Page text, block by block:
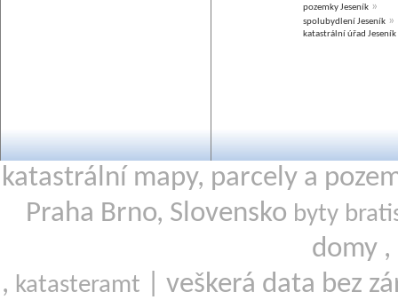
pozemky Jeseník »
spolubydlení Jeseník »
katastrální úřad Jeseník
katastrální mapy, parcely a
Praha Brno, Slovensko byty
domy ,
, katasteramt
| veškerá data bez